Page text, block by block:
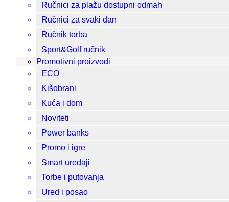
Ručnici za plažu dostupni odmah
Ručnici za svaki dan
Ručnik torba
Sport&Golf ručnik
Promotivni proizvodi
ECO
Kišobrani
Kuća i dom
Noviteti
Power banks
Promo i igre
Smart uređaji
Torbe i putovanja
Ured i posao